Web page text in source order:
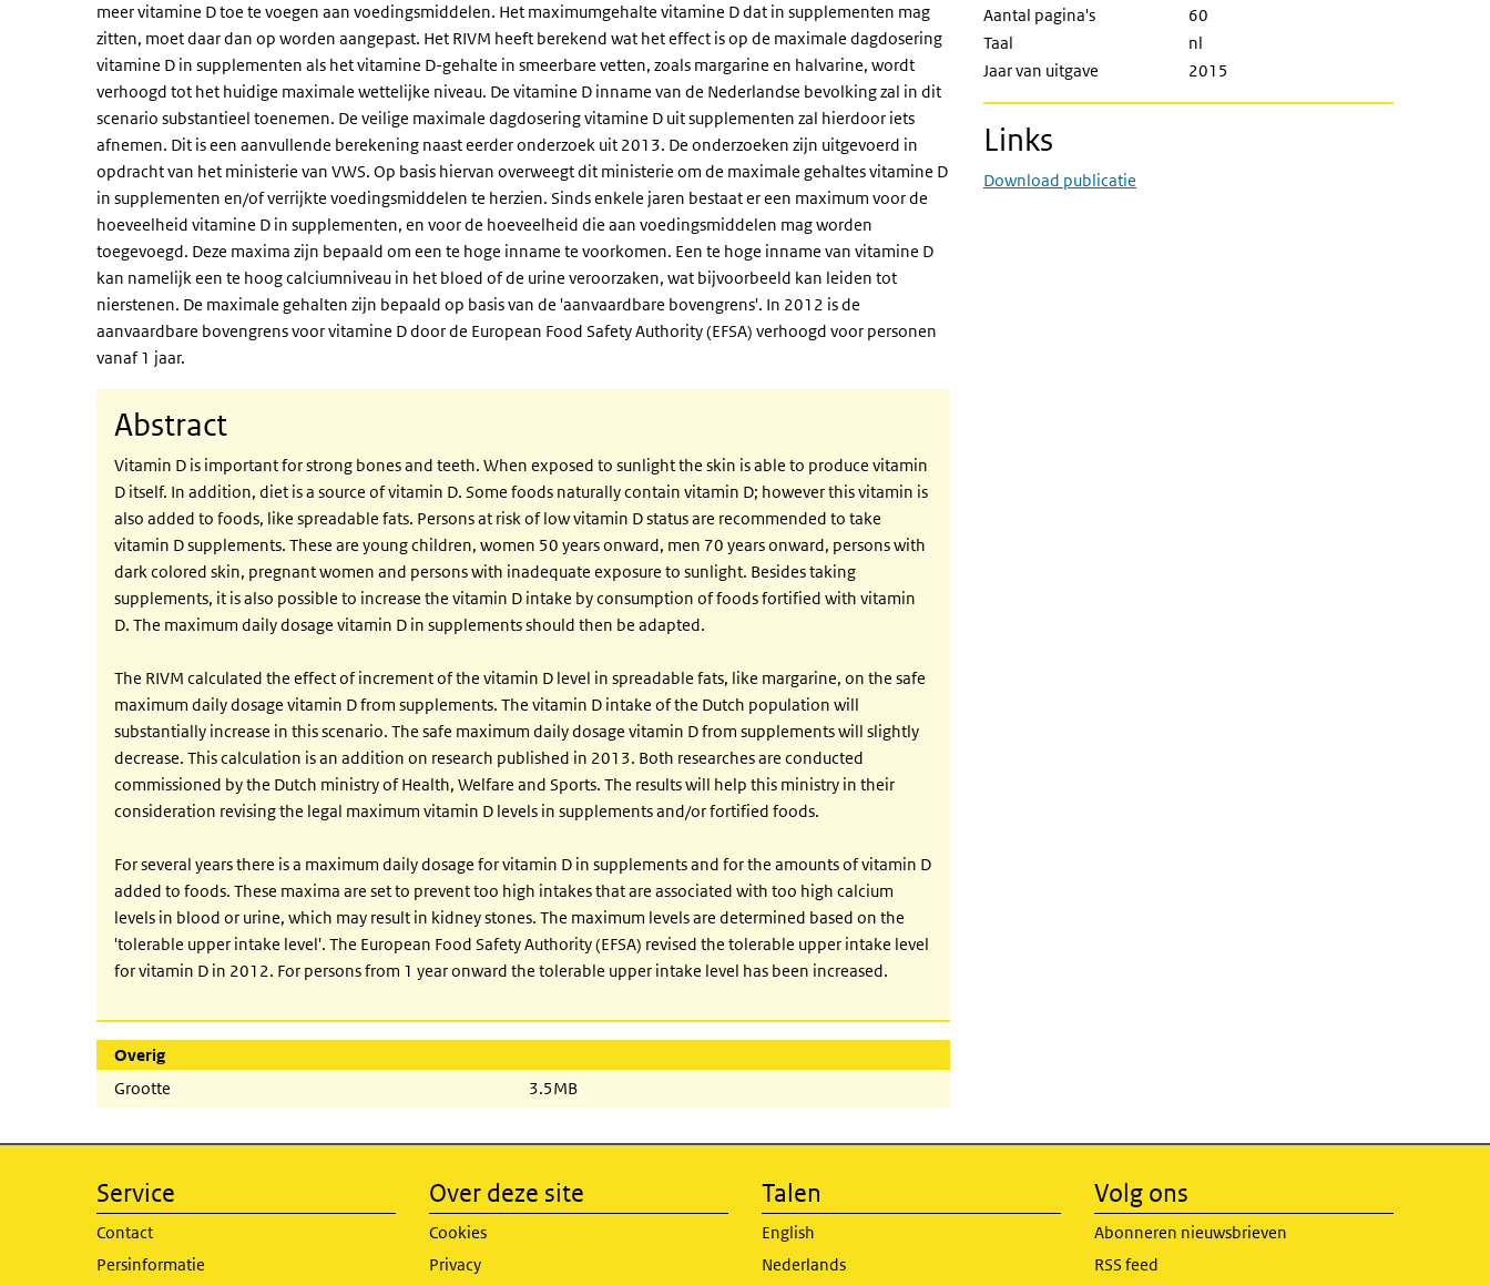
meer vitamine D toe te voegen aan voedingsmiddelen. Het maximumgehalte vitamine D dat in supplementen mag
zitten, moet daar dan op worden aangepast. Het RIVM heeft berekend wat het effect is op de maximale dagdosering
vitamine D in supplementen als het vitamine D-gehalte in smeerbare vetten, zoals margarine en halvarine, wordt
verhoogd tot het huidige maximale wettelijke niveau. De vitamine D inname van de Nederlandse bevolking zal in dit
scenario substantieel toenemen. De veilige maximale dagdosering vitamine D uit supplementen zal hierdoor iets
afnemen. Dit is een aanvullende berekening naast eerder onderzoek uit 2013. De onderzoeken zijn uitgevoerd in
opdracht van het ministerie van VWS. Op basis hiervan overweegt dit ministerie om de maximale gehaltes vitamine D
in supplementen en/of verrijkte voedingsmiddelen te herzien. Sinds enkele jaren bestaat er een maximum voor de
hoeveelheid vitamine D in supplementen, en voor de hoeveelheid die aan voedingsmiddelen mag worden
toegevoegd. Deze maxima zijn bepaald om een te hoge inname te voorkomen. Een te hoge inname van vitamine D
kan namelijk een te hoog calciumniveau in het bloed of de urine veroorzaken, wat bijvoorbeeld kan leiden tot
nierstenen. De maximale gehalten zijn bepaald op basis van de 'aanvaardbare bovengrens'. In 2012 is de
aanvaardbare bovengrens voor vitamine D door de European Food Safety Authority (EFSA) verhoogd voor personen
vanaf 1 jaar.
Abstract
Vitamin D is important for strong bones and teeth. When exposed to sunlight the skin is able to produce vitamin
D itself. In addition, diet is a source of vitamin D. Some foods naturally contain vitamin D; however this vitamin is
also added to foods, like spreadable fats. Persons at risk of low vitamin D status are recommended to take
vitamin D supplements. These are young children, women 50 years onward, men 70 years onward, persons with
dark colored skin, pregnant women and persons with inadequate exposure to sunlight. Besides taking
supplements, it is also possible to increase the vitamin D intake by consumption of foods fortified with vitamin
D. The maximum daily dosage vitamin D in supplements should then be adapted.
The RIVM calculated the effect of increment of the vitamin D level in spreadable fats, like margarine, on the safe
maximum daily dosage vitamin D from supplements. The vitamin D intake of the Dutch population will
substantially increase in this scenario. The safe maximum daily dosage vitamin D from supplements will slightly
decrease. This calculation is an addition on research published in 2013. Both researches are conducted
commissioned by the Dutch ministry of Health, Welfare and Sports. The results will help this ministry in their
consideration revising the legal maximum vitamin D levels in supplements and/or fortified foods.
For several years there is a maximum daily dosage for vitamin D in supplements and for the amounts of vitamin D
added to foods. These maxima are set to prevent too high intakes that are associated with too high calcium
levels in blood or urine, which may result in kidney stones. The maximum levels are determined based on the
'tolerable upper intake level'. The European Food Safety Authority (EFSA) revised the tolerable upper intake level
for vitamin D in 2012. For persons from 1 year onward the tolerable upper intake level has been increased.
Overig
Grootte
3.5MB
Aantal pagina's
60
Taal
nl
Jaar van uitgave
2015
Links
Download publicatie
Service
Contact
Persinformatie
Over deze site
Cookies
Privacy
Talen
English
Nederlands
Volg ons
Abonneren nieuwsbrieven
RSS feed